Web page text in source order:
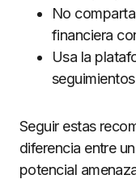
No
financiera
Usa la
Seguir estas
diferencia entre
potencial